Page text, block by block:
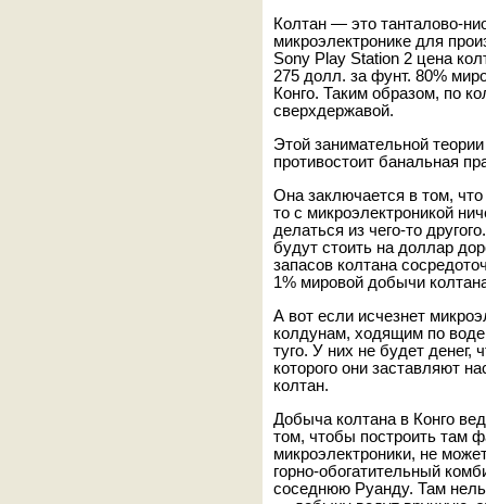
Колтан — это танталово-
микроэлектронике для
Sony Play Station 2 цена
275 долл. за фунт. 80%
Конго. Таким образом, по
сверхдержавой.
Этой занимательной
противостоит банальная
Она заключается в том,
то с микроэлектроникой
делаться из чего-то
будут стоить на доллар
запасов колтана
1% мировой добычи
А вот если исчезнет
колдунам, ходящим по
туго. У них не будет
которого они заставляют
колтан.
Добыча колтана в Конго
том, чтобы построить там
микроэлектроники, не
горно-обогатительный
соседнюю Руанду. Там